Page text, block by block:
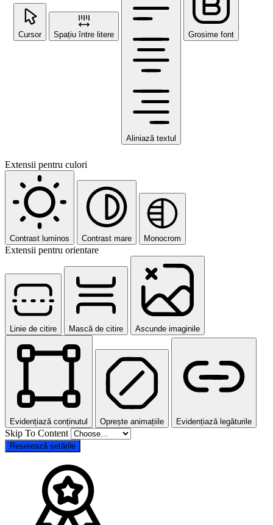
Cursor Spațiu între litere
Aliniază textul
Grosime font
Extensii pentru culori
Contrast luminos Contrast mare Monocrom
Extensii pentru orientare
Linie de citire Mască de citire Ascunde imaginile
Evidențiază conținutul Oprește animațiile Evidențiază legăturile
Skip To Content
Resetează setările